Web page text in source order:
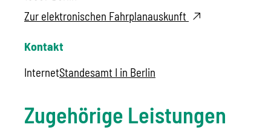
Zur elektronischen Fahrplanauskunft
Kontakt
InternetStandesamt I in Berlin
Zugehörige Leistungen